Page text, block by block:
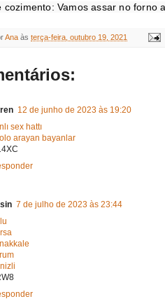
cozimento: Vamos assar no forno
Ana às terça-feira, outubro 19, 2021
12 de junho de 2023 às 19:20
sex hattı
arayan bayanlar
7 de julho de 2023 às 23:44